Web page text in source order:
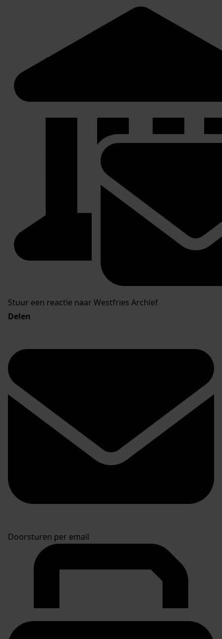
Stuur een reactie naar Westfries Archief
Delen
Doorsturen per email